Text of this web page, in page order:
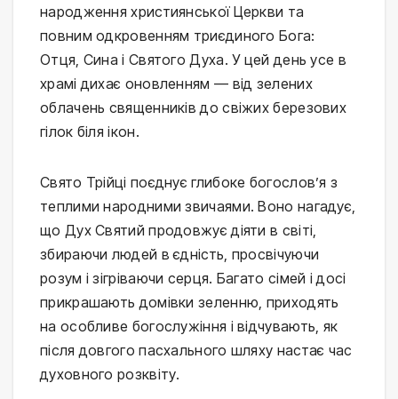
народження християнської Церкви та
повним одкровенням триєдиного Бога:
Отця, Сина і Святого Духа. У цей день усе в
храмі дихає оновленням — від зелених
облачень священників до свіжих березових
гілок біля ікон.
Свято Трійці поєднує глибоке богослов’я з
теплими народними звичаями. Воно нагадує,
що Дух Святий продовжує діяти в світі,
збираючи людей в єдність, просвічуючи
розум і зігріваючи серця. Багато сімей і досі
прикрашають домівки зеленню, приходять
на особливе богослужіння і відчувають, як
після довгого пасхального шляху настає час
духовного розквіту.